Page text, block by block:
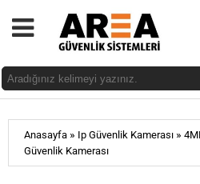
Anasayfa » Ip Güvenlik Kamerası »
Güvenlik Kamerası